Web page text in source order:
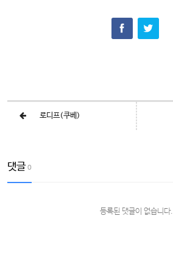
로디프(쿠베)
댓글0
등록된 댓글이 없습니다.